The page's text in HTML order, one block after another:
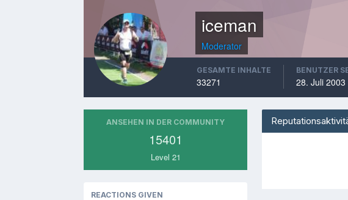
iceman
Moderator
GESAMTE INHALTE
33271
BENUTZER
28. Juli 2003
ANSEHEN IN DER COMMUNITY
15401
Level 21
REACTIONS GIVEN